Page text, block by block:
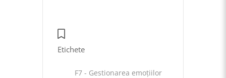
Etichete
F7 - Gestionarea emoțiilor